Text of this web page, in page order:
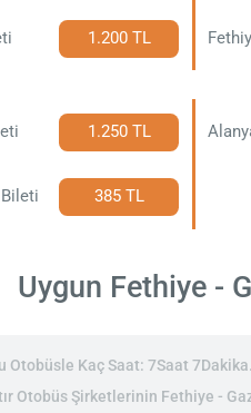
1.200 TL
1.250 TL
385 TL
Uygun Fethiye -
Kaç Saat: 7Saat
Otobüs Şirketlerinin Fethiye -